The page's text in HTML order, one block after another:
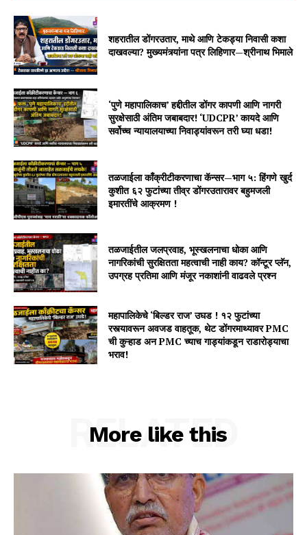
शहरातील डोंगरउतार, माथे आणि टेकड्या निवासी कशा
दाखवल्या? मुख्यमंत्र्यांना पत्र लिहिणार—श्रीनाथ भिमाले
‘पुणे महापालिकाच’ हद्दीतील डोंगर कापणी आणि नागरी
सुरक्षेसाठी अंतिम जबाबदार! ‘UDCPR’ कायदे आणि
सर्वोच्च न्यायालयाच्या निवाड्यांवरून तरी घ्या धडा!
तळजाईला काँक्रीटीकरणाचा कॅन्सर—भाग ५: हिंगणे खुर्द
कुशीत ६२ फुटांच्या तीव्र डोंगरउतारावर बहुमजली
इमारतींचे आक्रमण !
तळजाईतील जलप्रवाह, भूस्खलनाचा धोका आणि
नागरिकांची सुरक्षितता महत्वाची नाही काय? कॉन्टूर प्लॅन,
उपग्रह प्रतिमा आणि मंजूर नकाशांनी वाढवले प्रश्न
महापालिकेचे ‘बिल्डर राज’ उघड ! १२ फुटांच्या
रस्त्यावरून अवजड वाहतूक, थेट डोंगरमाथ्यावर PMC
ची कुऱ्हाड अन PMC च्याच गाड्यांकडून राडारोड्याचा
भराव!
More like this
RELATED